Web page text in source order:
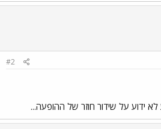
#2
לא ידוע על שידור חוזר של ההופעה...